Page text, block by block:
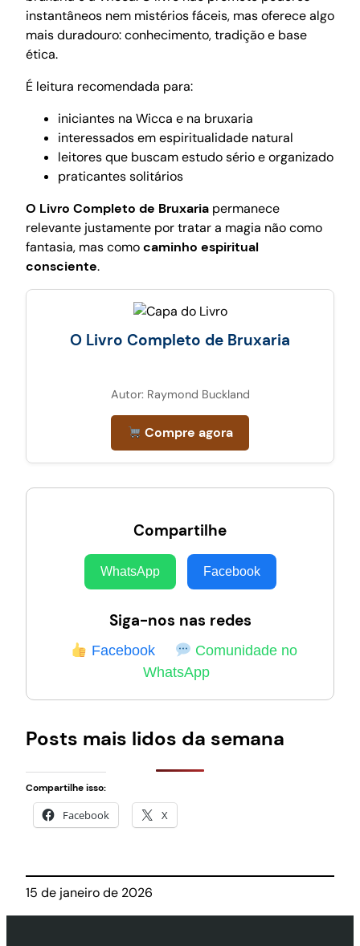
instantâneos nem mistérios fáceis, mas oferece algo
mais duradouro: conhecimento, tradição e base
ética.
É leitura recomendada para:
iniciantes na Wicca e na bruxaria
interessados em espiritualidade natural
leitores que buscam estudo sério e organizado
praticantes solitários
O Livro Completo de Bruxaria permanece
relevante justamente por tratar a magia não como
fantasia, mas comocaminho espiritual
consciente.
O Livro Completo de Bruxaria
Autor: Raymond Buckland
Compre agora
Compartilhe
WhatsApp Facebook
Siga-nos nas redes
Facebook
Comunidade no
WhatsApp
Posts mais lidos da semana
Compartilhe isso:
Facebook X
15 de janeiro de 2026